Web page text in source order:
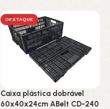
DESTAQUE
Caixa plástica dobrável
60x40x24cm ABelt CD-240